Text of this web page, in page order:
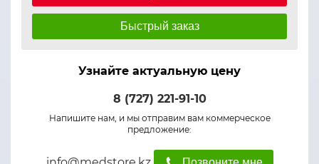
Быстрый заказ
Узнайте актуальную цену
8 (727) 221-91-10
Напишите нам, и мы отправим вам коммерческое
предложение: